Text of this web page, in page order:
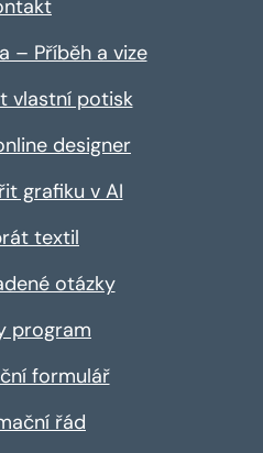
– Příběh a vize
vlastní potisk
designer
grafiku v AI
textil
otázky
program
formulář
řád